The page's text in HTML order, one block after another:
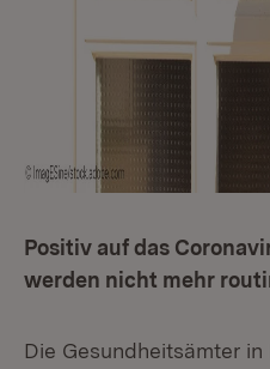
Positiv auf das
werden nicht mehr
Die Gesundheitsämter